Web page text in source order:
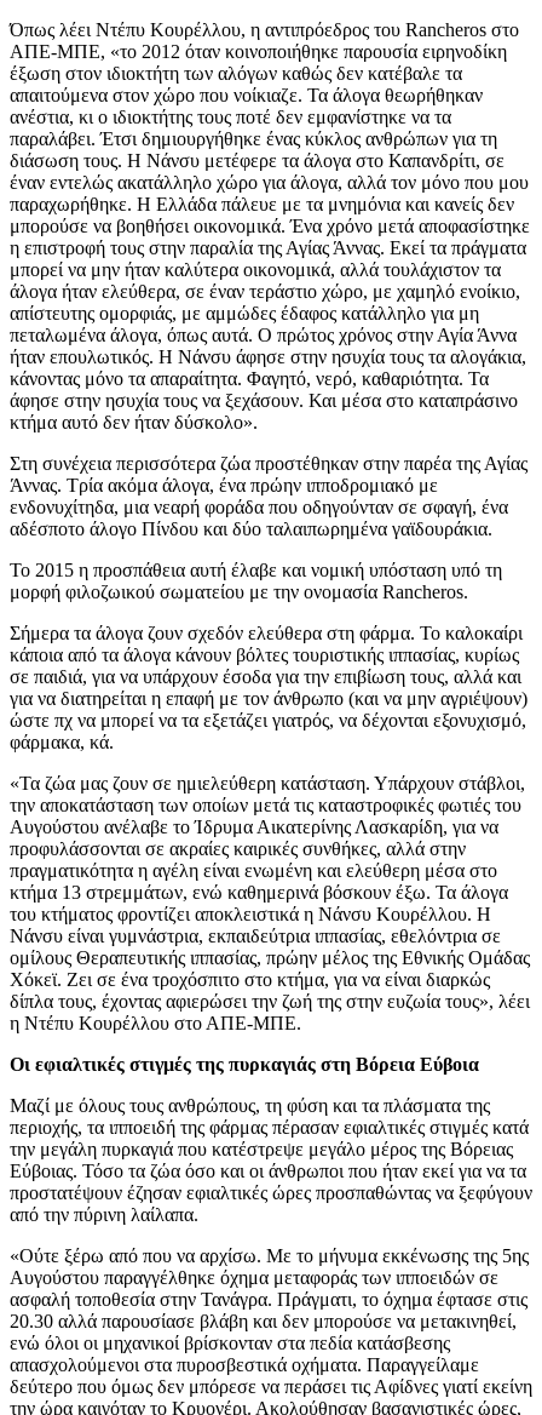
Όπως λέει Ντέπυ Κουρέλλου, η αντιπρόεδρος του Rancheros στο
ΑΠΕ-ΜΠΕ, «το 2012 όταν κοινοποιήθηκε παρουσία ειρηνοδίκη
έξωση στον ιδιοκτήτη των αλόγων καθώς δεν κατέβαλε τα
απαιτούμενα στον χώρο που νοίκιαζε. Τα άλογα θεωρήθηκαν
ανέστια, κι ο ιδιοκτήτης τους ποτέ δεν εμφανίστηκε να τα
παραλάβει. Έτσι δημιουργήθηκε ένας κύκλος ανθρώπων για τη
διάσωση τους. Η Νάνσυ μετέφερε τα άλογα στο Καπανδρίτι, σε
έναν εντελώς ακατάλληλο χώρο για άλογα, αλλά τον μόνο που μου
παραχωρήθηκε. Η Ελλάδα πάλευε με τα μνημόνια και κανείς δεν
μπορούσε να βοηθήσει οικονομικά. Ένα χρόνο μετά αποφασίστηκε
η επιστροφή τους στην παραλία της Αγίας Άννας. Εκεί τα πράγματα
μπορεί να μην ήταν καλύτερα οικονομικά, αλλά τουλάχιστον τα
άλογα ήταν ελεύθερα, σε έναν τεράστιο χώρο, με χαμηλό ενοίκιο,
απίστευτης ομορφιάς, με αμμώδες έδαφος κατάλληλο για μη
πεταλωμένα άλογα, όπως αυτά. Ο πρώτος χρόνος στην Αγία Άννα
ήταν επουλωτικός. Η Νάνσυ άφησε στην ησυχία τους τα αλογάκια,
κάνοντας μόνο τα απαραίτητα. Φαγητό, νερό, καθαριότητα. Τα
άφησε στην ησυχία τους να ξεχάσουν. Και μέσα στο καταπράσινο
κτήμα αυτό δεν ήταν δύσκολο».
Στη συνέχεια περισσότερα ζώα προστέθηκαν στην παρέα της Αγίας
Άννας. Τρία ακόμα άλογα, ένα πρώην ιπποδρομιακό με
ενδονυχίτηδα, μια νεαρή φοράδα που οδηγούνταν σε σφαγή, ένα
αδέσποτο άλογο Πίνδου και δύο ταλαιπωρημένα γαϊδουράκια.
Το 2015 η προσπάθεια αυτή έλαβε και νομική υπόσταση υπό τη
μορφή φιλοζωικού σωματείου με την ονομασία Rancheros.
Σήμερα τα άλογα ζουν σχεδόν ελεύθερα στη φάρμα. Το καλοκαίρι
κάποια από τα άλογα κάνουν βόλτες τουριστικής ιππασίας, κυρίως
σε παιδιά, για να υπάρχουν έσοδα για την επιβίωση τους, αλλά και
για να διατηρείται η επαφή με τον άνθρωπο (και να μην αγριέψουν)
ώστε πχ να μπορεί να τα εξετάζει γιατρός, να δέχονται εξονυχισμό,
φάρμακα, κά.
«Τα ζώα μας ζουν σε ημιελεύθερη κατάσταση. Υπάρχουν στάβλοι,
την αποκατάσταση των οποίων μετά τις καταστροφικές φωτιές του
Αυγούστου ανέλαβε το Ίδρυμα Αικατερίνης Λασκαρίδη, για να
προφυλάσσονται σε ακραίες καιρικές συνθήκες, αλλά στην
πραγματικότητα η αγέλη είναι ενωμένη και ελεύθερη μέσα στο
κτήμα 13 στρεμμάτων, ενώ καθημερινά βόσκουν έξω. Τα άλογα
του κτήματος φροντίζει αποκλειστικά η Νάνσυ Κουρέλλου. Η
Νάνσυ είναι γυμνάστρια, εκπαιδεύτρια ιππασίας, εθελόντρια σε
ομίλους Θεραπευτικής ιππασίας, πρώην μέλος της Εθνικής Ομάδας
Χόκεϊ. Ζει σε ένα τροχόσπιτο στο κτήμα, για να είναι διαρκώς
δίπλα τους, έχοντας αφιερώσει την ζωή της στην ευζωία τους», λέει
η Ντέπυ Κουρέλλου στο ΑΠΕ-ΜΠΕ.
Οι εφιαλτικές στιγμές της πυρκαγιάς στη Βόρεια Εύβοια
Μαζί με όλους τους ανθρώπους, τη φύση και τα πλάσματα της
περιοχής, τα ιπποειδή της φάρμας πέρασαν εφιαλτικές στιγμές κατά
την μεγάλη πυρκαγιά που κατέστρεψε μεγάλο μέρος της Βόρειας
Εύβοιας. Τόσο τα ζώα όσο και οι άνθρωποι που ήταν εκεί για να τα
προστατέψουν έζησαν εφιαλτικές ώρες προσπαθώντας να ξεφύγουν
από την πύρινη λαίλαπα.
«Ούτε ξέρω από που να αρχίσω. Με το μήνυμα εκκένωσης της 5ης
Αυγούστου παραγγέλθηκε όχημα μεταφοράς των ιπποειδών σε
ασφαλή τοποθεσία στην Τανάγρα. Πράγματι, το όχημα έφτασε στις
20.30 αλλά παρουσίασε βλάβη και δεν μπορούσε να μετακινηθεί,
ενώ όλοι οι μηχανικοί βρίσκονταν στα πεδία κατάσβεσης
απασχολούμενοι στα πυροσβεστικά οχήματα. Παραγγείλαμε
δεύτερο που όμως δεν μπόρεσε να περάσει τις Αφίδνες γιατί εκείνη
την ώρα καιγόταν το Κρυονέρι. Ακολούθησαν βασανιστικές ώρες,